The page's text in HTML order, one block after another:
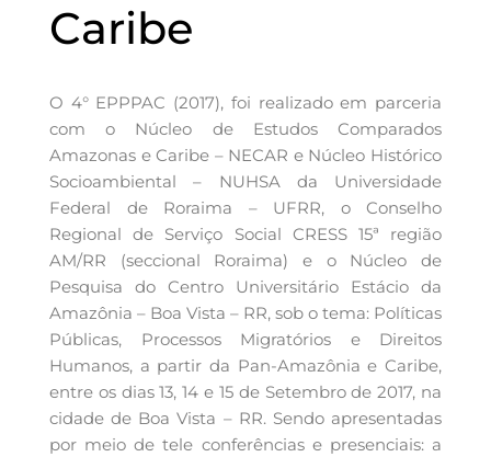
Caribe
O 4° EPPPAC (2017), foi realizado em parceria
com o Núcleo de Estudos Comparados
Amazonas e Caribe – NECAR e Núcleo Histórico
Socioambiental – NUHSA da Universidade
Federal de Roraima – UFRR, o Conselho
Regional de Serviço Social CRESS 15ª região
AM/RR (seccional Roraima) e o Núcleo de
Pesquisa do Centro Universitário Estácio da
Amazônia – Boa Vista – RR, sob o tema: Políticas
Públicas, Processos Migratórios e Direitos
Humanos, a partir da Pan-Amazônia e Caribe,
entre os dias 13, 14 e 15 de Setembro de 2017, na
cidade de Boa Vista – RR. Sendo apresentadas
por meio de tele conferências e presenciais: a